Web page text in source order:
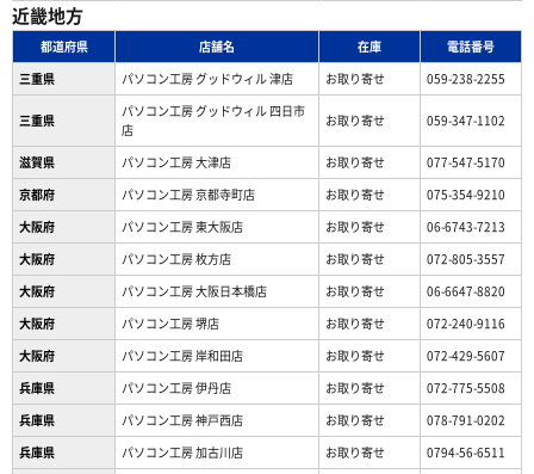
近畿地方
都道府県 店舗名 在庫
電話番号
三重県
パソコン工房 グッドウィル 津店 お取り寄せ 059-238-2255
三重県
パソコン工房 グッドウィル 四日市
店
お取り寄せ 059-347-1102
滋賀県 パソコン工房 大津店 お取り寄せ
077-547-5170
京都府
パソコン工房 京都寺町店 お取り寄せ
075-354-9210
大阪府
パソコン工房 東大阪店 お取り寄せ
06-6743-7213
大阪府
パソコン工房 枚方店 お取り寄せ
072-805-3557
大阪府
パソコン工房 大阪日本橋店 お取り寄せ
06-6647-8820
大阪府
パソコン工房 堺店 お取り寄せ
072-240-9116
大阪府
パソコン工房 岸和田店 お取り寄せ
072-429-5607
兵庫県
パソコン工房 伊丹店 お取り寄せ
072-775-5508
兵庫県
パソコン工房 神戸西店 お取り寄せ
078-791-0202
兵庫県
パソコン工房 加古川店 お取り寄せ
0794-56-6511